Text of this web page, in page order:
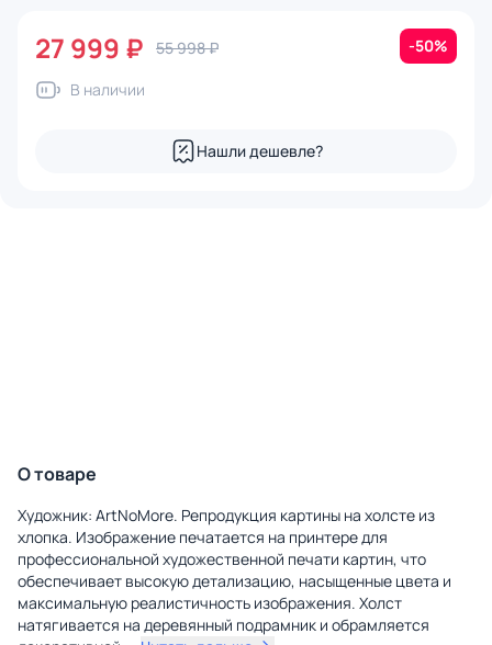
27 999 ₽ 55 998 ₽ -50%
В наличии
Нашли дешевле?
О товаре
Художник: ArtNoMore. Репродукция картины на холсте из
хлопка. Изображение печатается на принтере для
профессиональной художественной печати картин, что
обеспечивает высокую детализацию, насыщенные цвета и
максимальную реалистичность изображения. Холст
натягивается на деревянный подрамник и обрамляется